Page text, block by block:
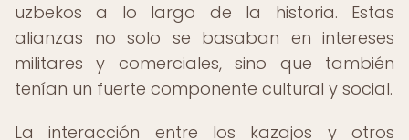
uzbekos a lo largo de la historia. Estas
alianzas no solo se basaban en intereses
militares y comerciales, sino que también
tenían un fuerte componente cultural y social.
La interacción entre los kazajos y otros